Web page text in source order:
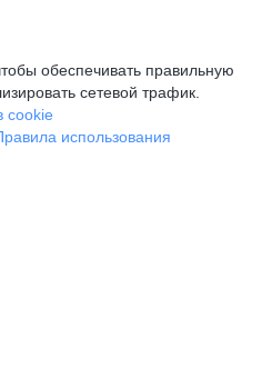
обеспечивать правильную
сетевой трафик.
cookie
использования